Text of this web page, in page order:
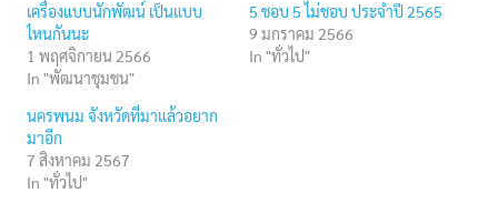
เครื่องแบบนักพัฒน์ เป็นแบบ
ไหนกันนะ
1 พฤศจิกายน 2566
In "พัฒนาชุมชน"
5 ชอบ 5 ไม่ชอบ ประจำปี 2565
9 มกราคม 2566
In "ทั่วไป"
นครพนม จังหวัดที่มาแล้วอยาก
มาอีก
7 สิงหาคม 2567
In "ทั่วไป"